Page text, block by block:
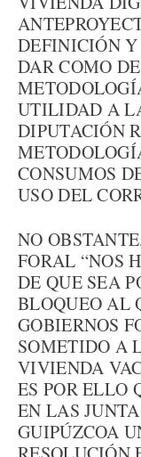
DEFINICIÓN
DAR COMO
UTILIDAD A
DIPUTACIÓN
CONSUMOS
USO DEL
NO
FORAL “NOS
DE QUE SEA
BLOQUEO AL
GOBIERNOS
SOMETIDO A
VIVIENDA
ES POR ELLO
EN LAS
GUIPÚZCOA